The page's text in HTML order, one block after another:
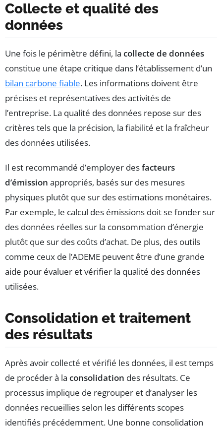
Collecte et qualité des
données
Une fois le périmètre défini, la collecte de données
constitue une étape critique dans l’établissement d’un
bilan carbone fiable. Les informations doivent être
précises et représentatives des activités de
l’entreprise. La qualité des données repose sur des
critères tels que la précision, la fiabilité et la fraîcheur
des données utilisées.
Il est recommandé d’employer desfacteurs
d’émission appropriés, basés sur des mesures
physiques plutôt que sur des estimations monétaires.
Par exemple, le calcul des émissions doit se fonder sur
des données réelles sur la consommation d’énergie
plutôt que sur des coûts d’achat. De plus, des outils
comme ceux de l’ADEME peuvent être d’une grande
aide pour évaluer et vérifier la qualité des données
utilisées.
Consolidation et traitement
des résultats
Après avoir collecté et vérifié les données, il est temps
de procéder à la consolidation des résultats. Ce
processus implique de regrouper et d’analyser les
données recueillies selon les différents scopes
identifiés précédemment. Une bonne consolidation